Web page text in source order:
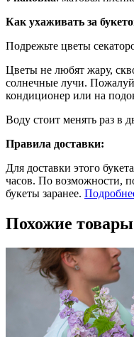
Как ухаживать за
Подрежьте цветы
Цветы не любят жару,
солнечные лучи.
кондиционер или на
Воду стоит менять раз в
Правила доставки:
Для доставки этого
часов. По возможности,
букеты заранее.
Похожие